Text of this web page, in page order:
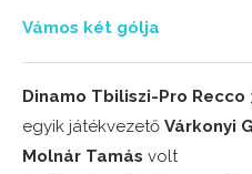
Vámos két gólja
Dinamo Tbiliszi-Pro Recco
egyik játékvezető Várkonyi
Molnár Tamás volt